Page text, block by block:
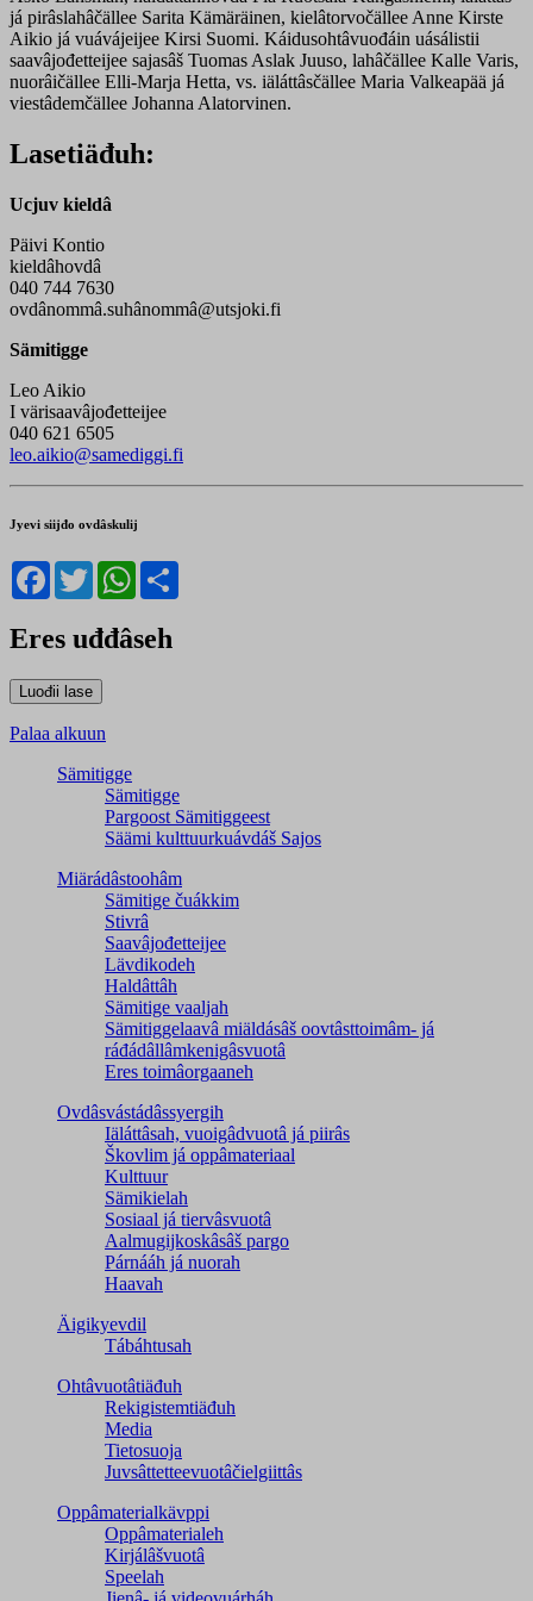
já pirâslahâčällee Sarita Kämäräinen, kielâtorvočällee Anne Kirste
Aikio já vuávájeijee Kirsi Suomi. Káidusohtâvuođáin uásálistii
saavâjođetteijee sajasâš Tuomas Aslak Juuso, lahâčällee Kalle Varis,
nuorâičällee Elli-Marja Hetta, vs. iäláttâsčällee Maria Valkeapää já
viestâdemčällee Johanna Alatorvinen.
Lasetiäđuh:
Ucjuv kieldâ
Päivi Kontio
kieldâhovdâ
040 744 7630
ovdânommâ.suhânommâ@utsjoki.fi
Sämitigge
Leo Aikio
I värisaavâjođetteijee
040 621 6505
leo.aikio@samediggi.fi
Jyevi siijđo ovdâskulij
Facebook
TwitterWhatsApp
Eres uđđâseh
Palaa alkuun
Sämitigge
Sämitigge
Pargoost Sämitiggeest
Säämi kulttuurkuávdáš Sajos
Miärádâstoohâm
Sämitige čuákkim
Stivrâ
Saavâjođetteijee
Lävdikodeh
Haldâttâh
Sämitige vaaljah
Sämitiggelaavâ miäldásâš oovtâsttoimâm- já
ráđádâllâmkenigâsvuotâ
Eres toimâorgaaneh
Ovdâsvástádâssyergih
Iäláttâsah, vuoigâdvuotâ já piirâs
Škovlim já oppâmateriaal
Kulttuur
Sämikielah
Sosiaal já tiervâsvuotâ
Aalmugijkoskâsâš pargo
Párnááh já nuorah
Haavah
Äigikyevdil
Tábáhtusah
Ohtâvuotâtiäđuh
Rekigistemtiäđuh
Media
Tietosuoja
Juvsâttetteevuotâčielgiittâs
Oppâmaterialkävppi
Oppâmaterialeh
Kirjálâšvuotâ
Speelah